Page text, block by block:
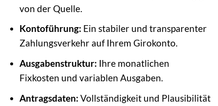
von der Quelle.
Kontoführung: Ein stabiler und transparenter
Zahlungsverkehr auf Ihrem Girokonto.
Ausgabenstruktur: Ihre monatlichen
Fixkosten und variablen Ausgaben.
Antragsdaten: Vollständigkeit und Plausibilität